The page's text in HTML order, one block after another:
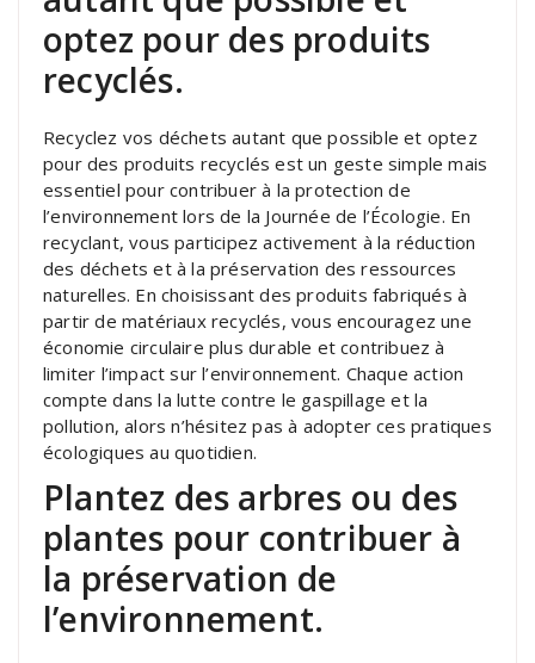
optez pour des produits
recyclés.
Recyclez vos déchets autant que possible et optez
pour des produits recyclés est un geste simple mais
essentiel pour contribuer à la protection de
l’environnement lors de la Journée de l’Écologie. En
recyclant, vous participez activement à la réduction
des déchets et à la préservation des ressources
naturelles. En choisissant des produits fabriqués à
partir de matériaux recyclés, vous encouragez une
économie circulaire plus durable et contribuez à
limiter l’impact sur l’environnement. Chaque action
compte dans la lutte contre le gaspillage et la
pollution, alors n’hésitez pas à adopter ces pratiques
écologiques au quotidien.
Plantez des arbres ou des
plantes pour contribuer à
la préservation de
l’environnement.